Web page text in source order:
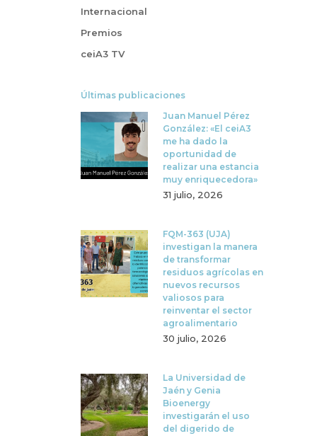
Internacional
Premios
ceiA3 TV
Últimas publicaciones
Juan Manuel Pérez
González: «El ceiA3
me ha dado la
oportunidad de
realizar una estancia
muy enriquecedora»
31 julio, 2026
FQM-363 (UJA)
investigan la manera
de transformar
residuos agrícolas en
nuevos recursos
valiosos para
reinventar el sector
agroalimentario
30 julio, 2026
La Universidad de
Jaén y Genia
Bioenergy
investigarán el uso
del digerido de